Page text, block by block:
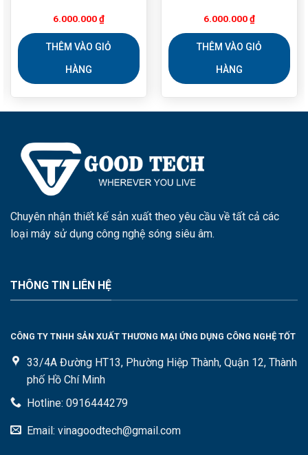
6.000.000₫
THÊM VÀO GIỎ
HÀNG
6.000.000₫
THÊM VÀO GIỎ
HÀNG
₫
Chuyên nhận thiết kế sản xuất theo yêu cầu về tất cả các
loại máy sử dụng công nghệ sóng siêu âm.
THÔNG TIN LIÊN HỆ
CÔNG TY TNHH SẢN XUẤT THƯƠNG MẠI ỨNG DỤNG CÔNG NGHỆ TỐT
33/4A Đường HT13, Phường Hiệp Thành, Quận 12, Thành
phố Hồ Chí Minh
Hotline: 0916444279
Email: vinagoodtech@gmail.com